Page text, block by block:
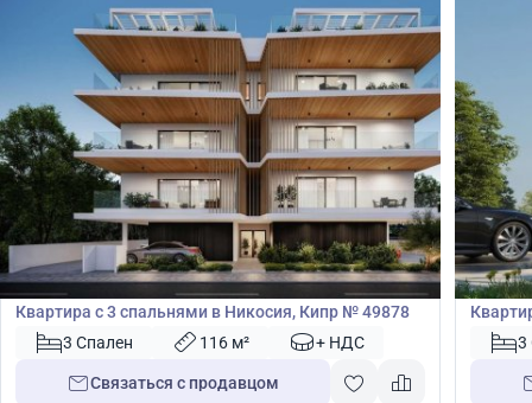
€350 000
Квартира
Квартира с 3 спальнями в Никосия, Кипр № 49878
3 Спален
116 м² + НДС
Связаться с продавцом
€330
Кипр3